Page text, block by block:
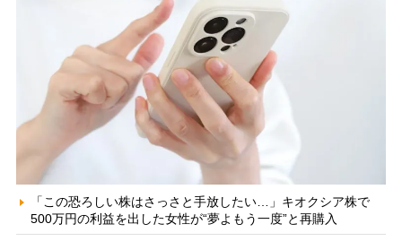
「この恐ろしい株はさっさと手放したい…」キオクシア株で
500万円の利益を出した女性が“夢よもう一度”と再購入